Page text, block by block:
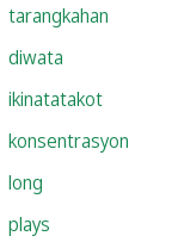
tarangkahan
diwata
ikinatatakot
konsentrasyon
long
plays